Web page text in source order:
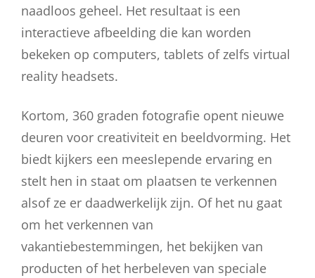
naadloos geheel. Het resultaat is een
interactieve afbeelding die kan worden
bekeken op computers, tablets of zelfs virtual
reality headsets.
Kortom, 360 graden fotografie opent nieuwe
deuren voor creativiteit en beeldvorming. Het
biedt kijkers een meeslepende ervaring en
stelt hen in staat om plaatsen te verkennen
alsof ze er daadwerkelijk zijn. Of het nu gaat
om het verkennen van
vakantiebestemmingen, het bekijken van
producten of het herbeleven van speciale